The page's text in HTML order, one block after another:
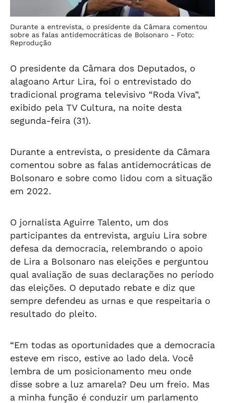
Durante a entrevista, o presidente da Câmara comentou
sobre as falas antidemocráticas de Bolsonaro - Foto:
Reprodução
O presidente da Câmara dos Deputados, o
alagoano Artur Lira, foi o entrevistado do
tradicional programa televisivo “Roda Viva”,
exibido pela TV Cultura, na noite desta
segunda-feira (31).
Durante a entrevista, o presidente da Câmara
comentou sobre as falas antidemocráticas de
Bolsonaro e sobre como lidou com a situação
em 2022.
O jornalista Aguirre Talento, um dos
participantes da entrevista, arguiu Lira sobre
defesa da democracia, relembrando o apoio
de Lira a Bolsonaro nas eleições e perguntou
qual avaliação de suas declarações no período
das eleições. O deputado rebate e diz que
sempre defendeu as urnas e que respeitaria o
resultado do pleito.
“Em todas as oportunidades que a democracia
esteve em risco, estive ao lado dela. Você
lembra de um posicionamento meu onde
disse sobre a luz amarela? Deu um freio. Mas
a minha função é conduzir um parlamento